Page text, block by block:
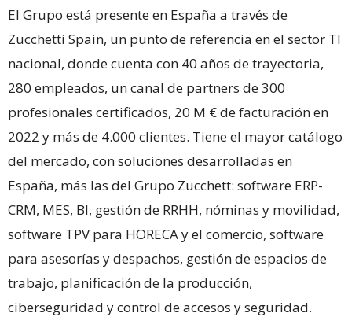
El Grupo está presente en España a través de
Zucchetti Spain, un punto de referencia en el sector TI
nacional, donde cuenta con 40 años de trayectoria,
280 empleados, un canal de partners de 300
profesionales certificados, 20 M € de facturación en
2022 y más de 4.000 clientes. Tiene el mayor catálogo
del mercado, con soluciones desarrolladas en
España, más las del Grupo Zucchett: software ERP-
CRM, MES, BI, gestión de RRHH, nóminas y movilidad,
software TPV para HORECA y el comercio, software
para asesorías y despachos, gestión de espacios de
trabajo, planificación de la producción,
ciberseguridad y control de accesos y seguridad.